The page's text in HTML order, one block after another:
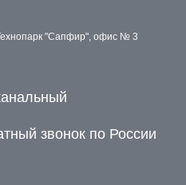
"Сапфир", офис № 3
звонок по России